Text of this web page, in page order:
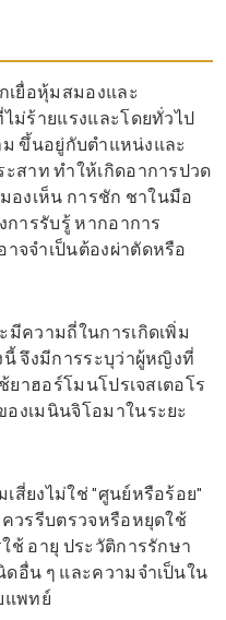
เยื่อหุ้มสมองและ
ม่ร้ายแรงและโดยทั่วไป
ม ขึ้นอยู่กับตำแหน่งและ
สาท ทำให้เกิดอาการปวด
องเห็น การชัก ชาในมือ
ารรับรู้ หากอาการ
จจำเป็นต้องผ่าตัดหรือ
ความถี่ในการเกิดเพิ่ม
จึงมีการระบุว่าผู้หญิงที่
าฮอร์โมนโปรเจสเตอโร
งเมนินจิโอมาในระยะ
สี่ยงไม่ใช่ "ศูนย์หรือร้อย"
วรรีบตรวจหรือหยุดใช้
อายุ ประวัติการรักษา
อื่น ๆ และความจำเป็นใน
แพทย์